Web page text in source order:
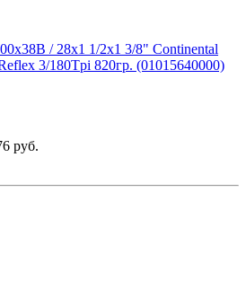
/ 28x1 1/2х1 3/8" Continental
3/180Tpi 820гр. (01015640000)
руб.